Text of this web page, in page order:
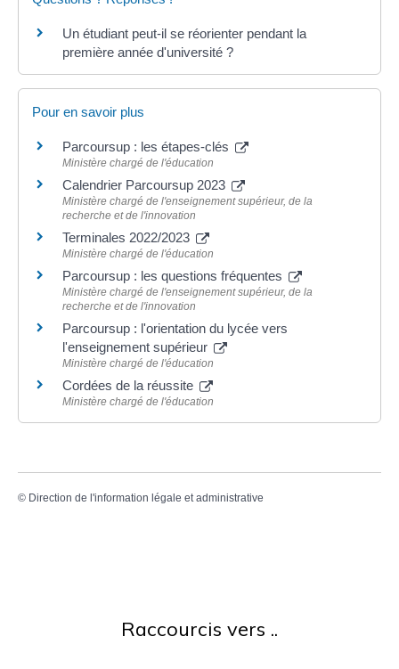
Un étudiant peut-il se réorienter pendant la
première année d'université ?
Pour en savoir plus
Parcoursup : les étapes-clés
Ministère chargé de l'éducation
Calendrier Parcoursup 2023
Ministère chargé de l'enseignement supérieur, de la
recherche et de l'innovation
Terminales 2022/2023
Ministère chargé de l'éducation
Parcoursup : les questions fréquentes
Ministère chargé de l'enseignement supérieur, de la
recherche et de l'innovation
Parcoursup : l'orientation du lycée vers
l'enseignement supérieur
Ministère chargé de l'éducation
Cordées de la réussite
Ministère chargé de l'éducation
© Direction de l'information légale et administrative
Raccourcis vers ..